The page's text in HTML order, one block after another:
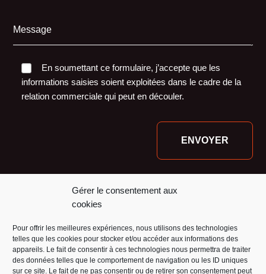
Gérer le consentement aux
cookies
Pour offrir les meilleures expériences, nous utilisons des technologies
telles que les cookies pour stocker et/ou accéder aux informations des
appareils. Le fait de consentir à ces technologies nous permettra de traiter
des données telles que le comportement de navigation ou les ID uniques
sur ce site. Le fait de ne pas consentir ou de retirer son consentement peut
Message
En soumettant ce formulaire, j’accepte que les
informations saisies soient exploitées dans le cadre de la
relation commerciale qui peut en découler.